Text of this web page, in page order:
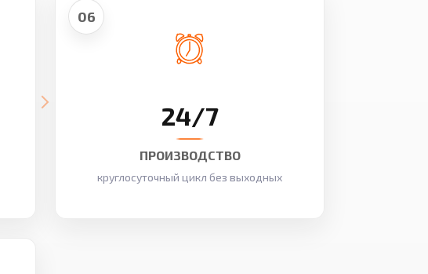
06
24/7
ПРОИЗВОДСТВО
круглосуточный цикл без выходных